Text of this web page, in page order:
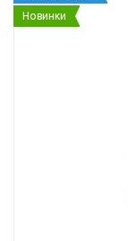
Новинки